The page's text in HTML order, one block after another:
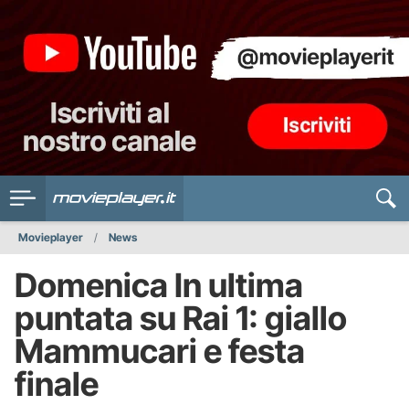
Movieplayer News
Domenica In ultima
puntata su Rai 1: giallo
Mammucari e festa
finale